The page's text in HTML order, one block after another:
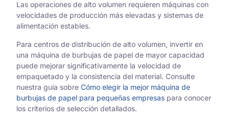
Las operaciones de alto volumen requieren máquinas con
velocidades de producción más elevadas y sistemas de
alimentación estables.
Para centros de distribución de alto volumen, invertir en
una máquina de burbujas de papel de mayor capacidad
puede mejorar significativamente la velocidad de
empaquetado y la consistencia del material. Consulte
nuestra guía sobreCómo elegir la mejor máquina de
burbujas de papel para pequeñas empresas para conocer
los criterios de selección detallados.